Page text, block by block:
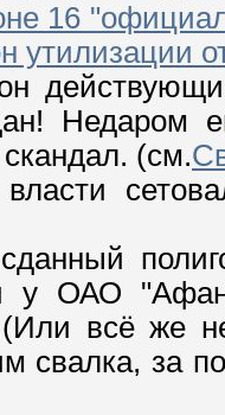
16
утилизации
Недаром
скандал. (см.
у ОАО
(Или всё же
свалка, за